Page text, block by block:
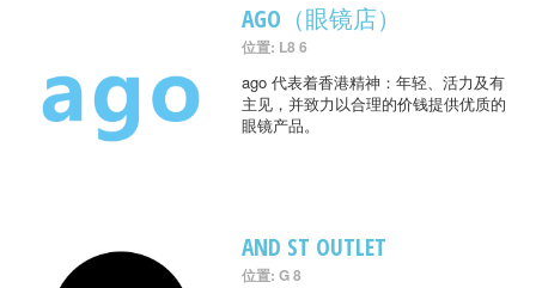
AGO（眼镜店）
位置: L8 6
ago 代表着香港精神：年轻、活力及有
主见，并致力以合理的价钱提供优质的
眼镜产品。
AND ST OUTLET
位置: G 8